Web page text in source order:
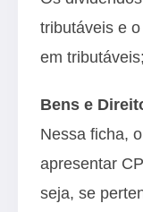
tributáveis e
em tributáveis;
Bens e
Nessa ficha,
apresentar
seja, se